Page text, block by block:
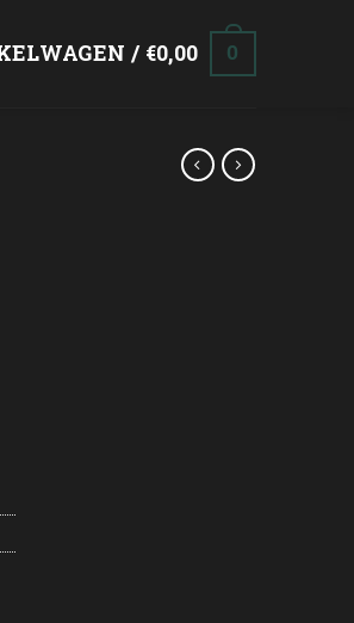
/ €0,00 0